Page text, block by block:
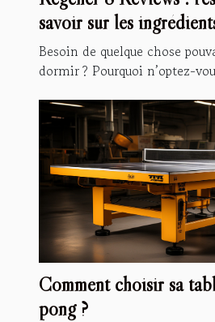
savoir sur les
secondaires
Besoin de quelque chose
dormir ? Pourquoi n’optez-
Comment choisir sa
pong ?